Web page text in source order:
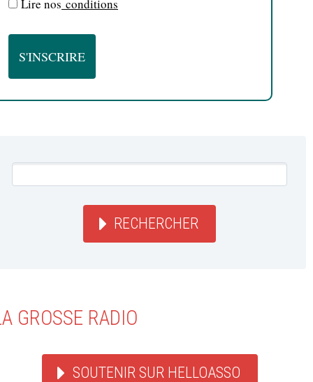
Lire nos conditions
RECHERCHER
GROSSE RADIO
SOUTENIR SUR HELLOASSO